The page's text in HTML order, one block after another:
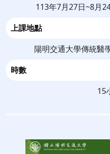
113年7月27日~8月
上課地點
陽明交通大學傳統醫
時數
15